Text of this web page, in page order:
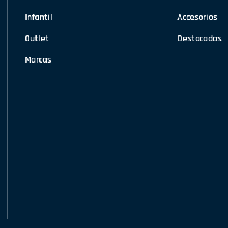
Infantil
Outlet
Marcas
Accesorios
Destacados